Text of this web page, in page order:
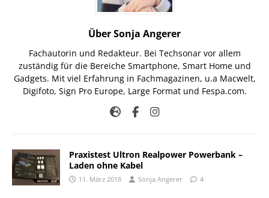
Über Sonja Angerer
Fachautorin und Redakteur. Bei Techsonar vor allem
zuständig für die Bereiche Smartphone, Smart Home und
Gadgets. Mit viel Erfahrung in Fachmagazinen, u.a Macwelt,
Digifoto, Sign Pro Europe, Large Format und Fespa.com.
Praxistest Ultron Realpower Powerbank –
Laden ohne Kabel
11. März 2018 Sonja Angerer 4